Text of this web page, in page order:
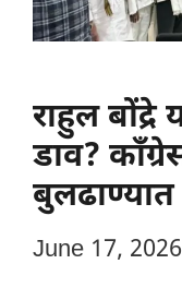
राहुल बोंद्रे
डाव?
June 17, 2026